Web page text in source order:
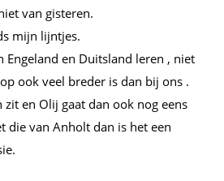
van gisteren.
mijn lijntjes.
Engeland en Duitsland leren , niet
ook veel breder is dan bij ons .
en Olij gaat dan ook nog eens
die van Anholt dan is het een